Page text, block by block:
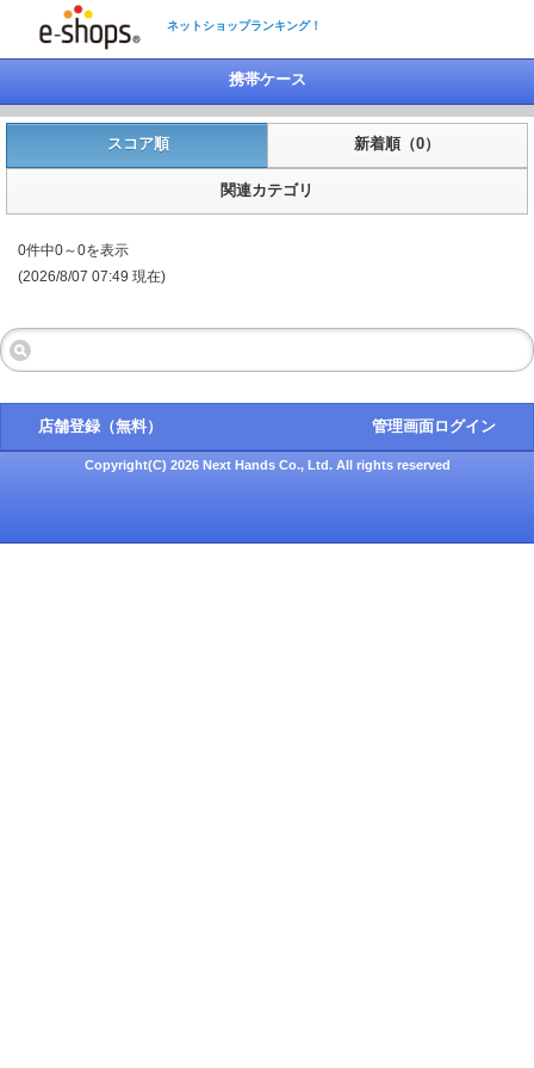
ネットショップランキング！
携帯ケース
スコア順 新着順（0）
関連カテゴリ
0件中0～0を表示
(2026/8/07 07:49 現在)
店舗登録（無料） 管理画面ログイン
Copyright(C) 2026 Next Hands Co., Ltd. All rights reserved